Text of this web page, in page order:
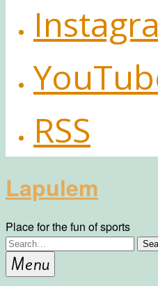
RSS
Lapulem
Place for the fun of sports
Menu